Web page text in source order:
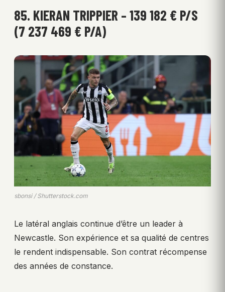
85. KIERAN TRIPPIER – 139 182 € P/S
(7 237 469 € P/A)
sbonsi / Shutterstock.com
Le latéral anglais continue d’être un leader à
Newcastle. Son expérience et sa qualité de centres
le rendent indispensable. Son contrat récompense
des années de constance.